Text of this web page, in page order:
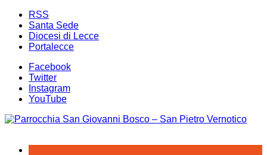
Salta
contenuto
RSS
Santa Sede
Diocesi di Lecce
Portalecce
Facebook
Twitter
Instagram
YouTube